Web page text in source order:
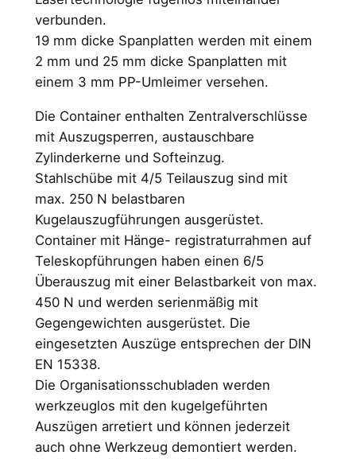
verbunden.
19 mm dicke Spanplatten werden mit einem
2 mm und 25 mm dicke Spanplatten mit
einem 3 mm PP-Umleimer versehen.
Die Container enthalten Zentralverschlüsse
mit Auszugsperren, austauschbare
Zylinderkerne und Softeinzug.
Stahlschübe mit 4/5 Teilauszug sind mit
max. 250 N belastbaren
Kugelauszugführungen ausgerüstet.
Container mit Hänge- registraturrahmen auf
Teleskopführungen haben einen 6/5
Überauszug mit einer Belastbarkeit von max.
450 N und werden serienmäßig mit
Gegengewichten ausgerüstet. Die
eingesetzten Auszüge entsprechen der DIN
EN 15338.
Die Organisationsschubladen werden
werkzeuglos mit den kugelgeführten
Auszügen arretiert und können jederzeit
auch ohne Werkzeug demontiert werden.